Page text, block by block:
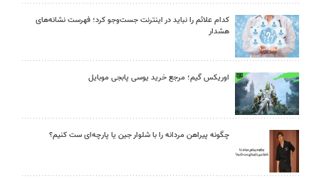
کدام علائم را نباید در اینترنت جست‌وجو کرد؛ فهرست نشانه‌های
هشدار
اوریکس گیم؛ مرجع خرید یوسی پابجی موبایل
چگونه پیراهن مردانه را با شلوار جین یا پارچه‌ای ست کنیم؟